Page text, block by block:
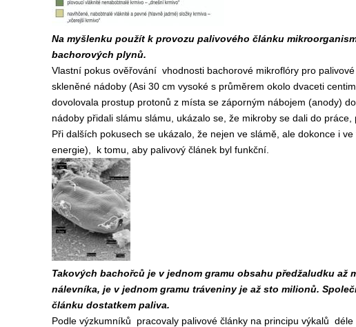
Na myšlenku použít k provozu palivového článku
bachorových plynů.
Vlastní pokus ověřování vhodnosti bachorové mikroflóry pro
skleněné nádoby (Asi 30 cm vysoké s průměrem okolo dvaceti
dovolovala prostup protonů z místa se záporným nábojem (anody)
nádoby přidali slámu slámu, ukázalo se, že mikroby se dali do
Při dalších pokusech se ukázalo, že nejen ve slámě, ale dokonce i
energie), k tomu, aby palivový článek byl funkční.
Takových bachořců je v jednom gramu obsahu předžaludku až
nálevníka, je v jednom gramu tráveniny je až sto milionů.
článku dostatkem paliva.
Podle výzkumníků pracovaly palivové články na principu výkalů